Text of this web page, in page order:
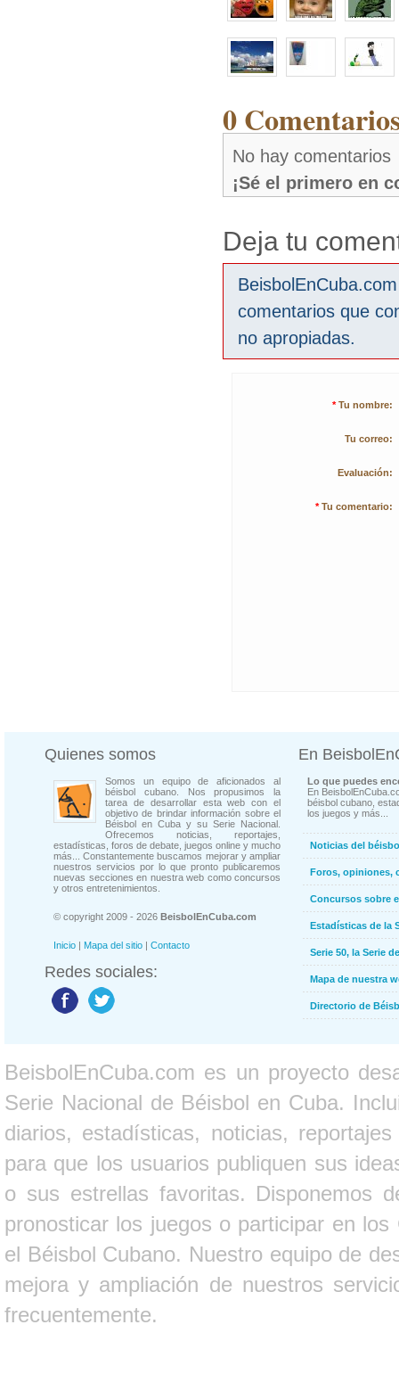
0
No hay comentarios
¡Sé el primero en
Deja tu
comentarios que
no apropiadas.
* Tu nombre:
Tu correo:
Evaluación:
* Tu comentario:
Quienes somos
Somos un equipo de aficionados al
béisbol cubano. Nos propusimos la
tarea de desarrollar esta web con el
objetivo de brindar información sobre el
Béisbol en Cuba y su Serie Nacional.
Ofrecemos noticias, reportajes,
estadísticas, foros de debate, juegos online y mucho
más... Constantemente buscamos mejorar y ampliar
nuestros servicios por lo que pronto publicaremos
nuevas secciones en nuestra web como concursos
y otros entretenimientos.
© copyright 2009 - 2026 BeisbolEnCuba.com
Inicio | Mapa del sitio | Contacto
Redes sociales:
En
Lo que puedes
En
béisbol cubano,
los juegos y más...
Noticias del
Foros, opiniones,
Concursos sobre
Estadísticas de la
Serie 50, la Serie
Mapa de nuestra
Directorio de
BeisbolEnCuba.com es un proyecto
Serie Nacional de Béisbol en Cuba.
diarios, estadísticas, noticias,
para que los usuarios publiquen sus
o sus estrellas favoritas. Disponemos
pronosticar los juegos o participar en
el Béisbol Cubano. Nuestro equipo de
mejora y ampliación de nuestros
frecuentemente.